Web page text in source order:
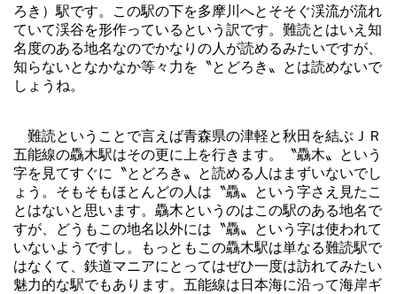
ろき）駅です。この駅の下を多摩川へとそそぐ渓流が流れ
ていて渓谷を形作っているという訳です。難読とはいえ知
名度のある地名なのでかなりの人が読めるみたいですが、
知らないとなかなか等々力を〝とどろき〟とは読めないで
しょうね。
難読ということで言えば青森県の津軽と秋田を結ぶＪＲ
五能線の驫木駅はその更に上を行きます。〝驫木〟という
字を見てすぐに〝とどろき〟と読める人はまずいないでし
ょう。そもそもほとんどの人は〝驫〟という字さえ見たこ
とはないと思います。驫木というのはこの駅のある地名で
すが、どうもこの地名以外には〝驫〟という字は使われて
いないようですし。もっともこの驫木駅は単なる難読駅で
はなくて、鉄道マニアにとってはぜひ一度は訪れてみたい
魅力的な駅でもあります。五能線は日本海に沿って海岸ギ